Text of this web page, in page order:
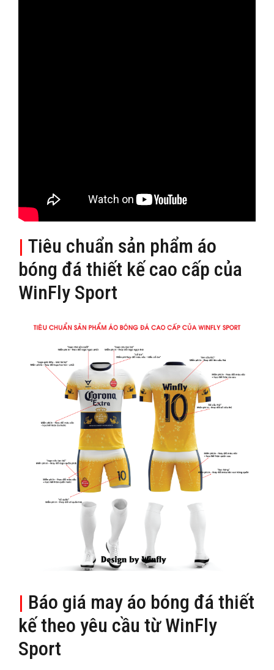
| Tiêu chuẩn sản phẩm áo
bóng đá thiết kế cao cấp của
WinFly Sport
| Báo giá may áo bóng đá thiết
kế theo yêu cầu từ WinFly
Sport